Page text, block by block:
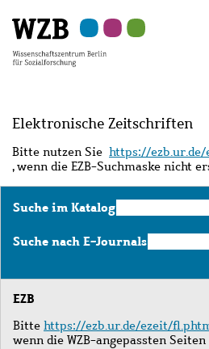
Hauptinhalt
springen
Navigation
springen
Suche
springen
Sekundärnavigation
springen
Fußzeile
springen
Elektronische Zeitschriften
Bitte nutzen Sie https://
, wenn die EZB-Suchmaske nicht
Suche im KatalogSuche
im
Katalog
Suche nach E-JournalsSuche
nach
Journals
EZB
Bitte https://ezb.ur.de/ezeit/
wenn die WZB-angepassten